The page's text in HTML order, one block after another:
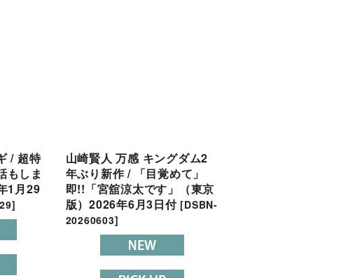
/ 超特
もしま
1月29
]
山崎賢人 万感 キングダム2
年ぶり新作 / 「目覚めて」
即!!「宮舘涼太です」（東京
版）2026年6月3日付 [DSBN-
20260603]